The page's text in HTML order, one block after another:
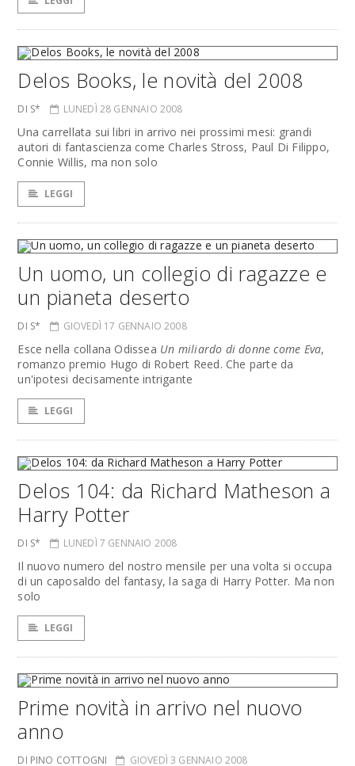
Delos Books, le novità del 2008
DI S* LUNEDÌ 28 GENNAIO 2008
Una carrellata sui libri in arrivo nei prossimi mesi: grandi
autori di fantascienza come Charles Stross, Paul Di Filippo,
Connie Willis, ma non solo
LEGGI
Un uomo, un collegio di ragazze e
un pianeta deserto
DI S* GIOVEDÌ 17 GENNAIO 2008
Esce nella collana Odissea Un miliardo di donne come Eva,
romanzo premio Hugo di Robert Reed. Che parte da
un'ipotesi decisamente intrigante
LEGGI
Delos 104: da Richard Matheson a
Harry Potter
DI S* LUNEDÌ 7 GENNAIO 2008
Il nuovo numero del nostro mensile per una volta si occupa
di un caposaldo del fantasy, la saga di Harry Potter. Ma non
solo
LEGGI
Prime novità in arrivo nel nuovo
anno
DI PINO COTTOGNI GIOVEDÌ 3 GENNAIO 2008